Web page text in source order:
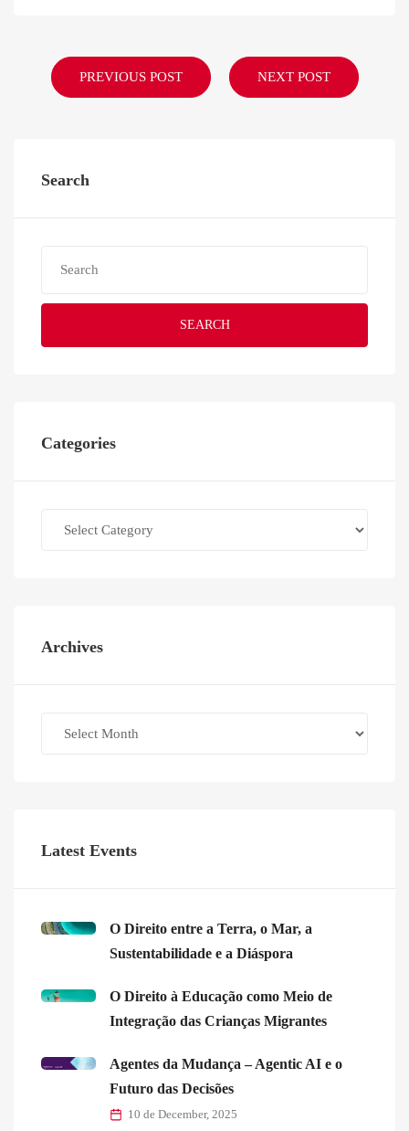
PREVIOUS POST NEXT POST
Search
SEARCH
Categories
Archives
Latest Events
O Direito entre a Terra, o Mar, a
Sustentabilidade e a Diáspora
O Direito à Educação como Meio de
Integração das Crianças Migrantes
Agentes da Mudança – Agentic AI e o
Futuro das Decisões
10 de December, 2025